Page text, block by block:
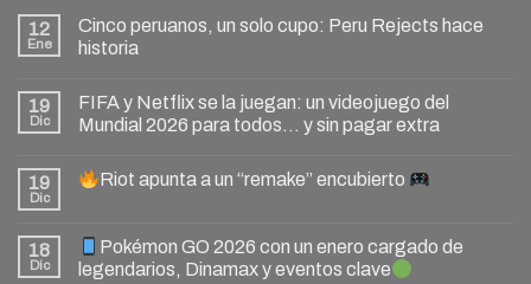
12
Ene
Cinco peruanos, un solo cupo: Peru Rejects hace
historia
19
Dic
FIFA y Netflix se la juegan: un videojuego del
Mundial 2026 para todos… y sin pagar extra
19
Dic
Riot apunta a un “remake” encubierto
18
Dic
Pokémon GO 2026 con un enero cargado de
legendarios, Dinamax y eventos clave